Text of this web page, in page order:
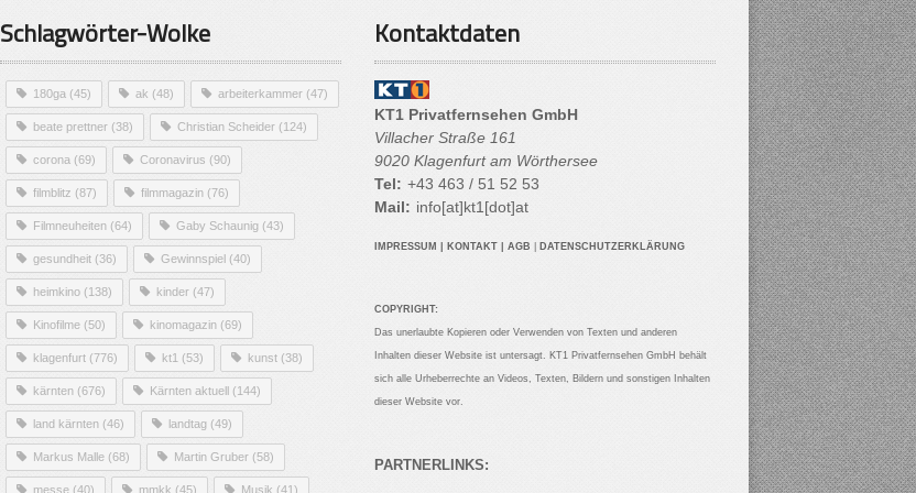
Schlagwörter-Wolke
180ga (45) ak (48) arbeiterkammer (47)
beate prettner (38) Christian Scheider (124)
corona (69) Coronavirus (90)
filmblitz (87) filmmagazin (76)
Filmneuheiten (64) Gaby Schaunig (43)
gesundheit (36) Gewinnspiel (40)
heimkino (138) kinder (47)
Kinofilme (50) kinomagazin (69)
klagenfurt (776) kt1 (53) kunst (38)
kärnten (676) Kärnten aktuell (144)
land kärnten (46) landtag (49)
Markus Malle (68) Martin Gruber (58)
messe (40) mmkk (45) Musik (41)
Kontaktdaten
KT1 Privatfernsehen GmbH
Villacher Straße 161
9020 Klagenfurt am Wörthersee
Tel: +43 463 / 51 52 53
Mail: info[at]kt1[dot]at
IMPRESSUM KONTAKT AGB DATENSCHUTZERKLÄRUNG
COPYRIGHT:
Das unerlaubte Kopieren oder Verwenden von Texten und anderen
Inhalten dieser Website ist untersagt. KT1 Privatfernsehen GmbH behält
sich alle Urheberrechte an Videos, Texten, Bildern und sonstigen Inhalten
dieser Website vor.
PARTNERLINKS: